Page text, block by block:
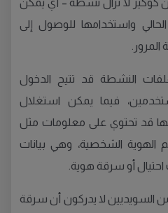
ما يقارب 18 مليون كوكيز لا تزال نشطة – أي يمكن
واستخدامها للوصول إلى
النشطة قد تتيح الدخول
فيما يمكن استغلال
قد تحتوي على معلومات مثل
الهوية الشخصية، وهي بيانات
أو سرقة هوية.
السويديين لا يدركون أن سرقة